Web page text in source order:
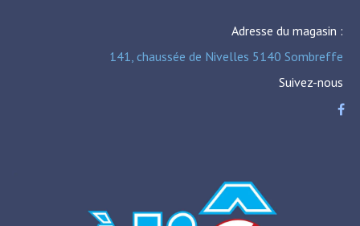
Adresse du magasin :
141, chaussée de Nivelles 5140 Sombreffe
Suivez-nous